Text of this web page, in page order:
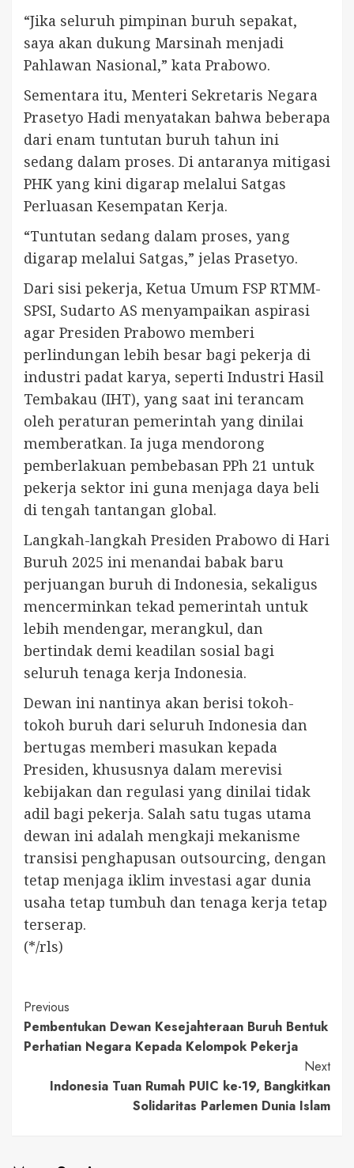
“Jika seluruh pimpinan buruh sepakat,
saya akan dukung Marsinah menjadi
Pahlawan Nasional,” kata Prabowo.
Sementara itu, Menteri Sekretaris Negara
Prasetyo Hadi menyatakan bahwa beberapa
dari enam tuntutan buruh tahun ini
sedang dalam proses. Di antaranya mitigasi
PHK yang kini digarap melalui Satgas
Perluasan Kesempatan Kerja.
“Tuntutan sedang dalam proses, yang
digarap melalui Satgas,” jelas Prasetyo.
Dari sisi pekerja, Ketua Umum FSP RTMM-
SPSI, Sudarto AS menyampaikan aspirasi
agar Presiden Prabowo memberi
perlindungan lebih besar bagi pekerja di
industri padat karya, seperti Industri Hasil
Tembakau (IHT), yang saat ini terancam
oleh peraturan pemerintah yang dinilai
memberatkan. Ia juga mendorong
pemberlakuan pembebasan PPh 21 untuk
pekerja sektor ini guna menjaga daya beli
di tengah tantangan global.
Langkah-langkah Presiden Prabowo di Hari
Buruh 2025 ini menandai babak baru
perjuangan buruh di Indonesia, sekaligus
mencerminkan tekad pemerintah untuk
lebih mendengar, merangkul, dan
bertindak demi keadilan sosial bagi
seluruh tenaga kerja Indonesia.
Dewan ini nantinya akan berisi tokoh-
tokoh buruh dari seluruh Indonesia dan
bertugas memberi masukan kepada
Presiden, khususnya dalam merevisi
kebijakan dan regulasi yang dinilai tidak
adil bagi pekerja. Salah satu tugas utama
dewan ini adalah mengkaji mekanisme
transisi penghapusan outsourcing, dengan
tetap menjaga iklim investasi agar dunia
usaha tetap tumbuh dan tenaga kerja tetap
terserap.
(*/rls)
Continue
Reading
Previous
Pembentukan Dewan Kesejahteraan Buruh Bentuk
Perhatian Negara Kepada Kelompok Pekerja
Next
Indonesia Tuan Rumah PUIC ke-19, Bangkitkan
Solidaritas Parlemen Dunia Islam